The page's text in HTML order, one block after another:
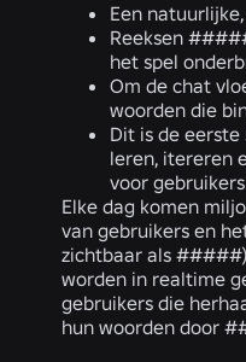
Een
Reeksen
het spel
Om de chat
woorden die
Dit is de
leren, itereren
voor
Elke dag komen
van gebruikers en
zichtbaar als
worden in realtime
gebruikers die
hun woorden door